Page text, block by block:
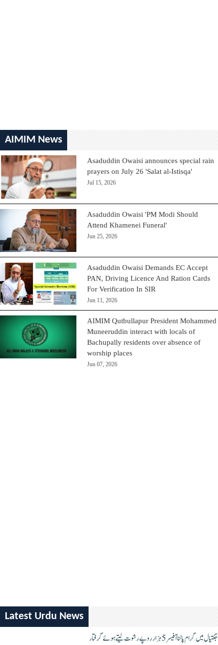
AIMIM News
Asaduddin Owaisi announces special rain
prayers on July 26 'Salat al-Istisqa'
Jul 15, 2026
Asaduddin Owaisi 'PM Modi Should
Attend Khamenei Funeral'
Jun 25, 2026
Asaduddin Owaisi Demands EC Accept
PAN, Driving Licence And Ration Cards
For Verification In SIR
Jun 11, 2026
AIMIM Qutbullapur President Mohammed
Muneeruddin interact with locals of
Bachupally residents over absence of
worship places
Jun 07, 2026
Latest Urdu News
جگتیال میں گرام پالنا آفیسر 5 ہزار روپے رشوت لیتے ہوئے گرفتار